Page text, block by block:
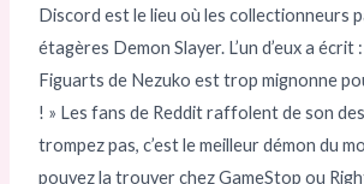
Discord est le lieu où les collectionneurs
étagères Demon Slayer. L’un d’eux a écrit
Figuarts de Nezuko est trop mignonne
! » Les fans de Reddit raffolent de son
trompez pas, c’est le meilleur démon du
pouvez la trouver chez GameStop ou